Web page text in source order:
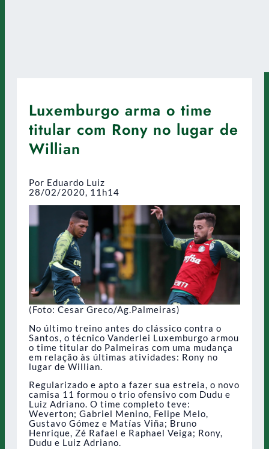
Luxemburgo arma o time
titular com Rony no lugar de
Willian
Por Eduardo Luiz
28/02/2020, 11h14
(Foto: Cesar Greco/Ag.Palmeiras)
No último treino antes do clássico contra o
Santos, o técnico Vanderlei Luxemburgo armou
o time titular do Palmeiras com uma mudança
em relação às últimas atividades: Rony no
lugar de Willian.
Regularizado e apto a fazer sua estreia, o novo
camisa 11 formou o trio ofensivo com Dudu e
Luiz Adriano. O time completo teve:
Weverton; Gabriel Menino, Felipe Melo,
Gustavo Gómez e Matías Viña; Bruno
Henrique, Zé Rafael e Raphael Veiga; Rony,
Dudu e Luiz Adriano.